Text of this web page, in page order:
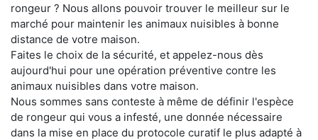
rongeur ? Nous allons pouvoir trouver le meilleur sur le
marché pour maintenir les animaux nuisibles à bonne
distance de votre maison.
Faites le choix de la sécurité, et appelez-nous dès
aujourd'hui pour une opération préventive contre les
animaux nuisibles dans votre maison.
Nous sommes sans conteste à même de définir l'espèce
de rongeur qui vous a infesté, une donnée nécessaire
dans la mise en place du protocole curatif le plus adapté à